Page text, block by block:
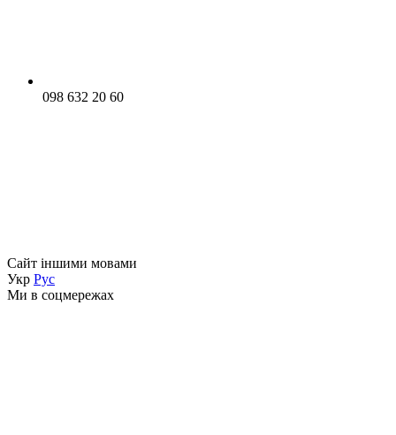
098 632 20 60
Сайт іншими мовами
Укр Рус
Ми в соцмережах